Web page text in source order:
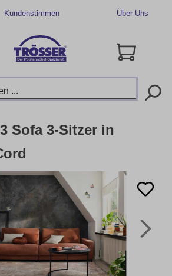
Kundenstimmen Über Uns
Sofa 3-Sitzer in